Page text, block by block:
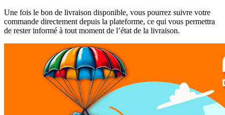
Une fois le bon de livraison disponible, vous pourrez suivre votre
commande directement depuis la plateforme, ce qui vous permettra
de rester informé à tout moment de l’état de la livraison.